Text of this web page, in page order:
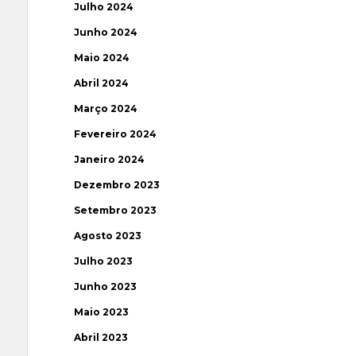
Julho 2024
Junho 2024
Maio 2024
Abril 2024
Março 2024
Fevereiro 2024
Janeiro 2024
Dezembro 2023
Setembro 2023
Agosto 2023
Julho 2023
Junho 2023
Maio 2023
Abril 2023